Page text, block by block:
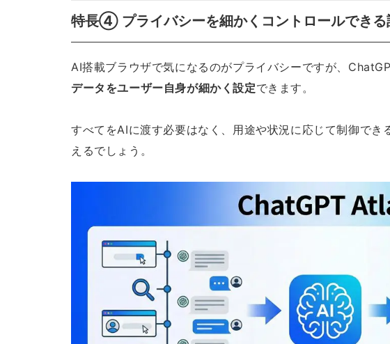
特長④ プライバシーを細かくコントロールできる
AI搭載ブラウザで気になるのがプライバシーですが、
データをユーザー自身が細かく設定できます。
すべてをAIに渡す必要はなく、用途や状況に応じて制御でき
えるでしょう。